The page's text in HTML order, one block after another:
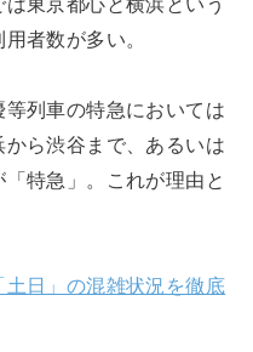
者数が多い。
列車の特急においては
ら渋谷まで、あるいは
特急」。これが理由と
土日」の混雑状況を徹底